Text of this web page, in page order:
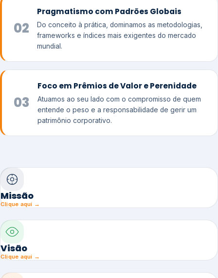
02
Pragmatismo com Padrões Globais
Do conceito à prática, dominamos as metodologias,
frameworks e índices mais exigentes do mercado
mundial.
03
Foco em Prêmios de Valor e Perenidade
Atuamos ao seu lado com o compromisso de quem
entende o peso e a responsabilidade de gerir um
patrimônio corporativo.
Missão
Clique aqui →
Visão
Clique aqui →